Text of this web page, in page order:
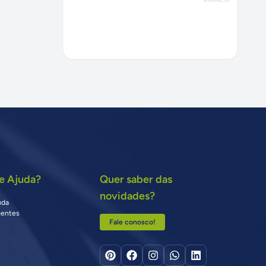
Ajuda?
Quer saber das
novidades?
Fale conosco!